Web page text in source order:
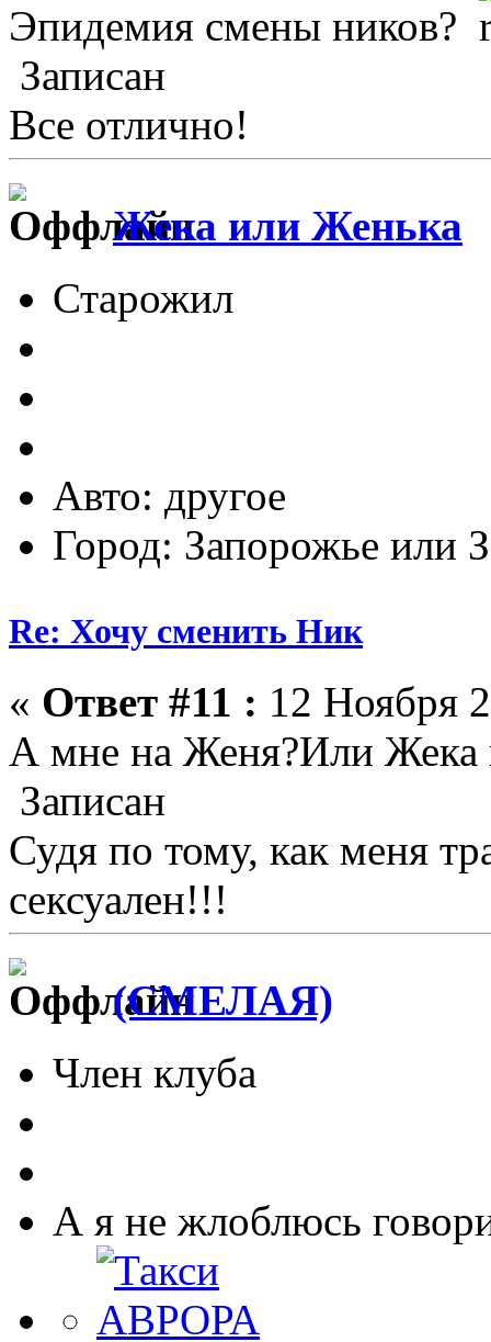
Эпидемия смены ников?
Записан
Все отлично!
Жека или Женька
Старожил
Авто: другое
Город: Запорожье или
Re: Хочу сменить Ник
« Ответ #11 : 12 Ноября
А мне на Женя?Или Жека
Записан
Судя по тому, как меня
сексуален!!!
(СМЕЛАЯ)
Член клуба
А я не жлоблюсь